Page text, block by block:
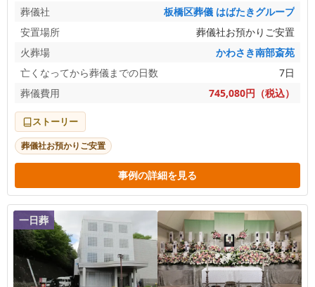
葬儀社
板橋区葬儀 はばたきグループ
安置場所
葬儀社お預かりご安置
火葬場
かわさき南部斎苑
亡くなってから葬儀までの日数
7日
葬儀費用
745,080円（税込）
ストーリー
葬儀社お預かりご安置
事例の詳細を見る
一日葬